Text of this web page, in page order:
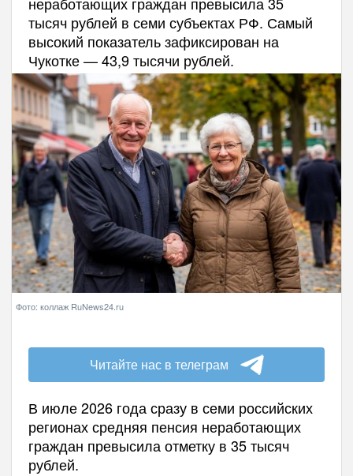
тысяч рублей в семи субъектах РФ. Самый
высокий показатель зафиксирован на
Чукотке — 43,9 тысячи рублей.
Фото: коллаж RuNews24.ru
Читайте нас в телеграм
В июле 2026 года сразу в семи российских
регионах средняя пенсия неработающих
граждан превысила отметку в 35 тысяч
рублей.